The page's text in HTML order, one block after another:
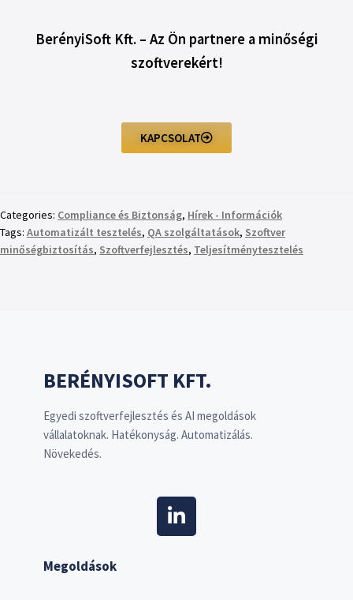
BerényiSoft Kft. – Az Ön partnere a minőségi
szoftverekért!
KAPCSOLAT
Categories: Compliance és Biztonság, Hírek - Információk
Tags: Automatizált tesztelés, QA szolgáltatások, Szoftver
minőségbiztosítás, Szoftverfejlesztés, Teljesítménytesztelés
BERÉNYISOFT KFT.
Egyedi szoftverfejlesztés és AI megoldások
vállalatoknak. Hatékonyság. Automatizálás.
Növekedés.
Megoldások